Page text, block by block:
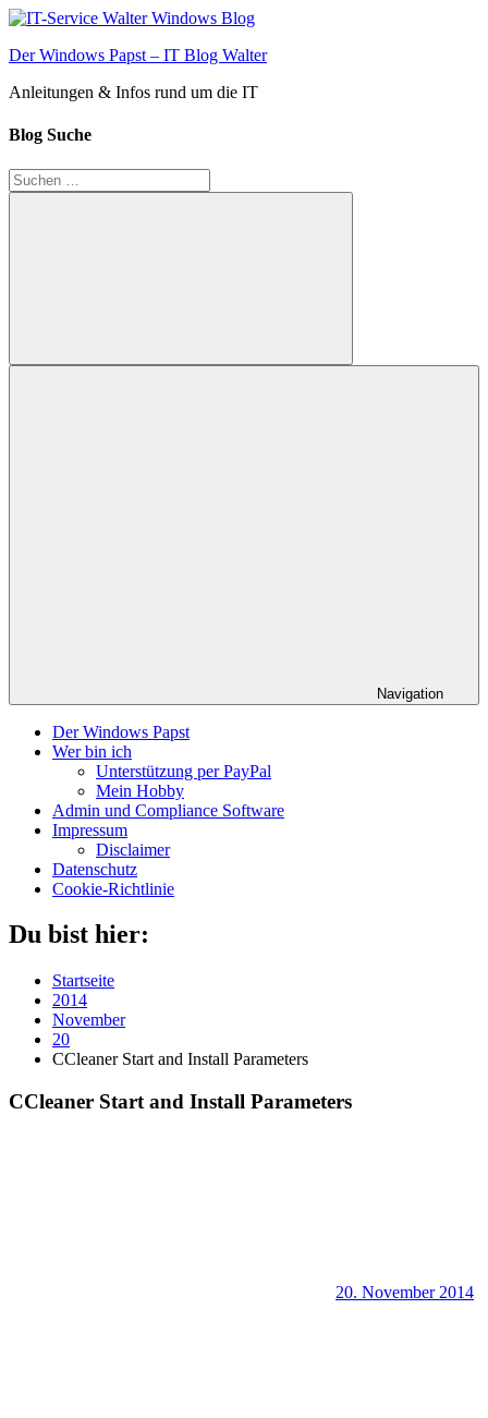
Zum
springen
Der Windows Papst – IT Blog Walter
Anleitungen & Infos rund um die IT
Blog Suche
Suchen
nach:
Suchen
Navigation
Der Windows Papst
Wer bin ich
Unterstützung per PayPal
Mein Hobby
Admin und Compliance Software
Impressum
Disclaimer
Datenschutz
Cookie-Richtlinie
Du bist hier:
Startseite
2014
November
20
CCleaner Start and Install Parameters
CCleaner Start and Install Parameters
20. November 2014